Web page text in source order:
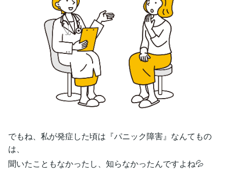
でもね、私が発症した頃は『パニック障害』なんてもの
は、
聞いたこともなかったし、知らなかったんですよね💦